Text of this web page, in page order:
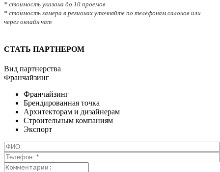
* стоимость указана до 10 проемов
* стоимость замера в регионах уточняйте по телефонам салонов или
через онлайн чат
СТАТЬ ПАРТНЕРОМ
Вид партнерства
Франчайзинг
Франчайзинг
Брендированная точка
Архитекторам и дизайнерам
Строительным компаниям
Экспорт